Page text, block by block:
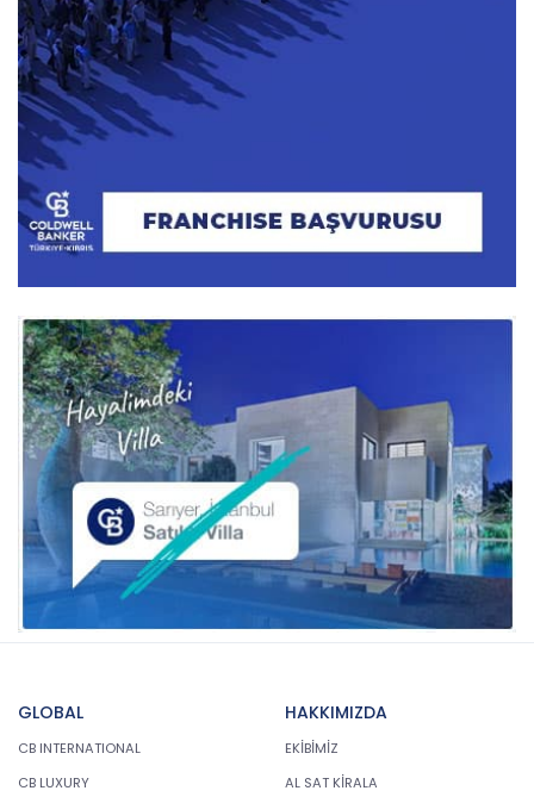
GLOBAL
CB INTERNATIONAL
CB LUXURY
HAKKIMIZDA
EKİBİMİZ
AL SAT KİRALA